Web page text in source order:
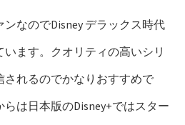
なのでDisney デラックス時代
ます。クオリティの高いシリ
されるのでかなりおすすめで
らは日本版のDisney+ではスター